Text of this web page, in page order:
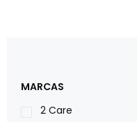
MARCAS
2 Care